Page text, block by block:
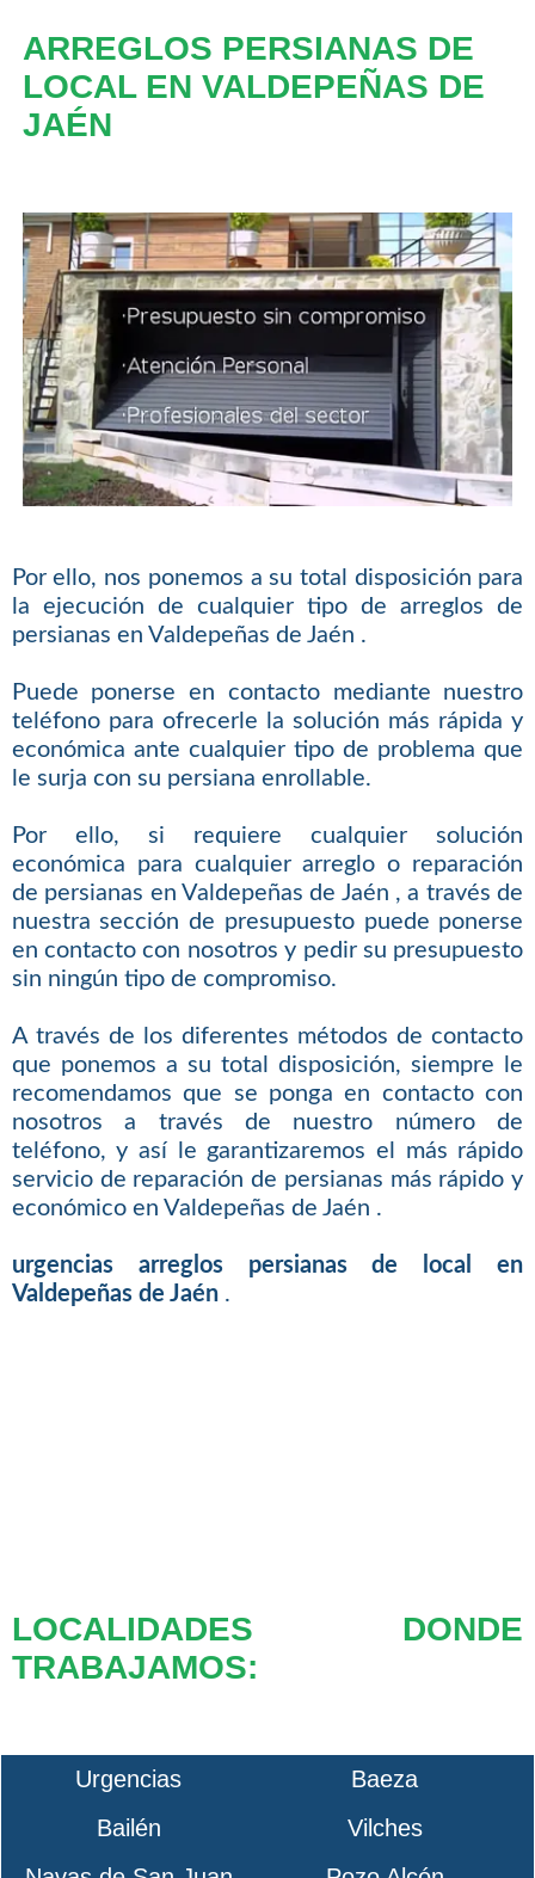
ARREGLOS PERSIANAS DE
LOCAL EN VALDEPEÑAS DE
JAÉN
Por ello, nos ponemos a su total disposición para
la ejecución de cualquier tipo de arreglos de
persianas en Valdepeñas de Jaén .
Puede ponerse en contacto mediante nuestro
teléfono para ofrecerle la solución más rápida y
económica ante cualquier tipo de problema que
le surja con su persiana enrollable.
Por ello, si requiere cualquier solución
económica para cualquier arreglo o reparación
de persianas en Valdepeñas de Jaén , a través de
nuestra sección de presupuesto puede ponerse
en contacto con nosotros y pedir su presupuesto
sin ningún tipo de compromiso.
A través de los diferentes métodos de contacto
que ponemos a su total disposición, siempre le
recomendamos que se ponga en contacto con
nosotros a través de nuestro número de
teléfono, y así le garantizaremos el más rápido
servicio de reparación de persianas más rápido y
económico en Valdepeñas de Jaén .
urgencias arreglos persianas de local en
Valdepeñas de Jaén .
LOCALIDADES DONDE
TRABAJAMOS:
Urgencias
Baeza
Bailén
Vilches